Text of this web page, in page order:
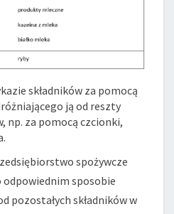
składników za pomocą
ją od reszty
np. za pomocą czcionki,
spożywcze
odpowiednim sposobie
pozostałych składników w